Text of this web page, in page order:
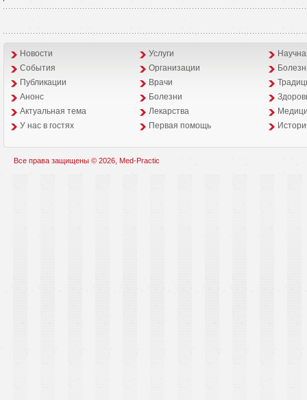
Новости Услуги
События
Организации
Публикации
Врачи
Анонс
Болезни
Aктуальная тема
Лекарства
У нас в гостях
Первая помощь
Все права защищены © 2026, Med-Practic